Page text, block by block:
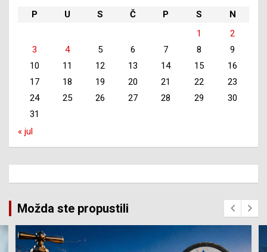
P
U S Č P S
N
1
2
3
4 5 6 7 8
9
10
11 12 13 14 15
16
17
18 19 20 21 22
23
24
25 26 27 28 29
30
31
« jul
Možda ste propustili